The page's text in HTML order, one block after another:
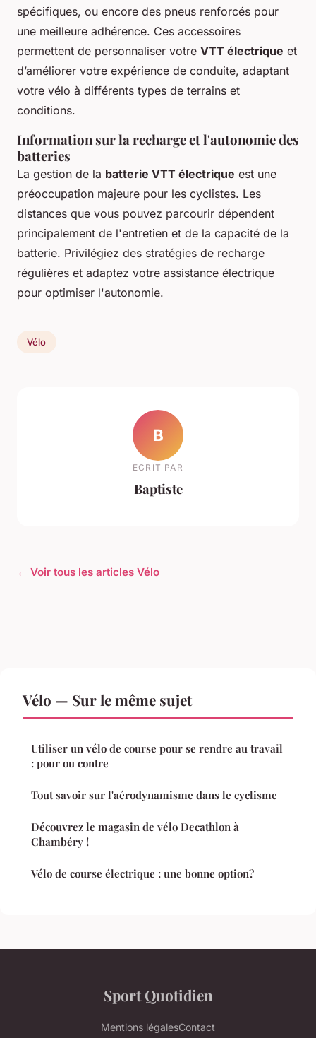
spécifiques, ou encore des pneus renforcés pour
une meilleure adhérence. Ces accessoires
permettent de personnaliser votre VTT électrique et
d’améliorer votre expérience de conduite, adaptant
votre vélo à différents types de terrains et
conditions.
Information sur la recharge et l'autonomie des
batteries
La gestion de la batterie VTT électrique est une
préoccupation majeure pour les cyclistes. Les
distances que vous pouvez parcourir dépendent
principalement de l'entretien et de la capacité de la
batterie. Privilégiez des stratégies de recharge
régulières et adaptez votre assistance électrique
pour optimiser l'autonomie.
Vélo
B
ECRIT PAR
Baptiste
← Voir tous les articles Vélo
Vélo — Sur le même sujet
Utiliser un vélo de course pour se rendre au travail
: pour ou contre
Tout savoir sur l'aérodynamisme dans le cyclisme
Découvrez le magasin de vélo Decathlon à
Chambéry !
Vélo de course électrique : une bonne option?
Sport Quotidien
Mentions légalesContact